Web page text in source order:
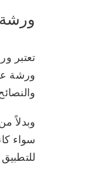
تعتبر
ورشة
وبدلاً
سواء